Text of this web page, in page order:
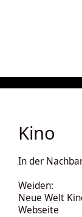
Kino
In der
Weiden:
Neue Welt
Webseite